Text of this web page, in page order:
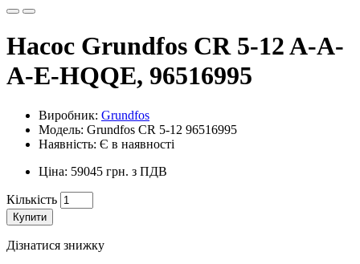
Насос Grundfos CR 5-12 A-A-
A-E-HQQE, 96516995
Виробник: Grundfos
Модель: Grundfos CR 5-12 96516995
Наявність: Є в наявності
Ціна: 59045 грн. з ПДВ
Кількість
Купити
Дізнатися знижку